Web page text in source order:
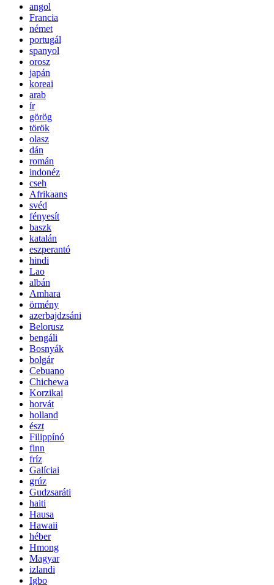
angol
Francia
német
portugál
spanyol
orosz
japán
koreai
arab
ír
görög
török
olasz
dán
román
indonéz
cseh
Afrikaans
svéd
fényesít
baszk
katalán
eszperantó
hindi
Lao
albán
Amhara
örmény
azerbajdzsáni
Belorusz
bengáli
Bosnyák
bolgár
Cebuano
Chichewa
Korzikai
horvát
holland
észt
Filippínó
finn
fríz
Galíciai
grúz
Gudzsaráti
haiti
Hausa
Hawaii
héber
Hmong
Magyar
izlandi
Igbo